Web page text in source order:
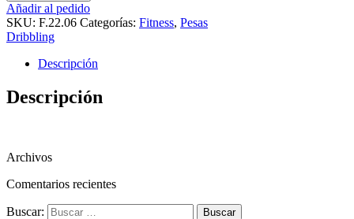
Añadir al pedido
SKU: F.22.06 Categorías: Fitness, Pesas
Dribbling
Descripción
Descripción
Archivos
Comentarios recientes
Buscar: